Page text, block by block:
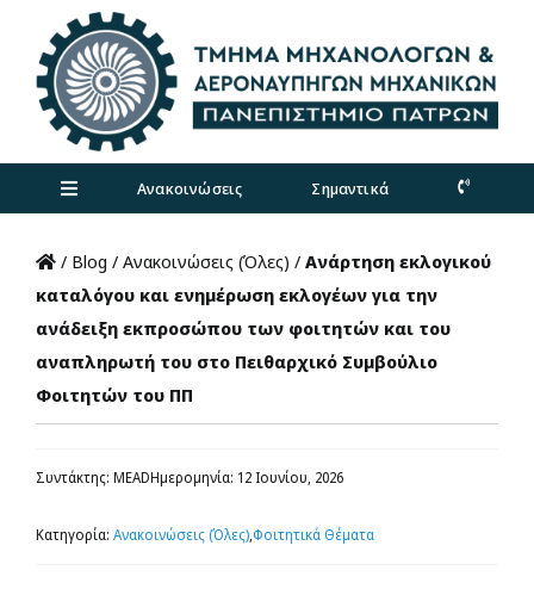
content
Toggle
Τμήμα
Προπτυχιακά
Μεταπτυχιακά
Έρευνα
Ανακοινώσεις Σημαντικά
/ Blog / Ανακοινώσεις (Όλες) / Ανάρτηση εκλογικού
καταλόγου και ενημέρωση εκλογέων για την
ανάδειξη εκπροσώπου των φοιτητών και του
αναπληρωτή του στο Πειθαρχικό Συμβούλιο
Φοιτητών του ΠΠ
Συντάκτης: MEADΗμερομηνία: 12 Ιουνίου, 2026
Κατηγορία: Ανακοινώσεις (Όλες),Φοιτητικά Θέματα